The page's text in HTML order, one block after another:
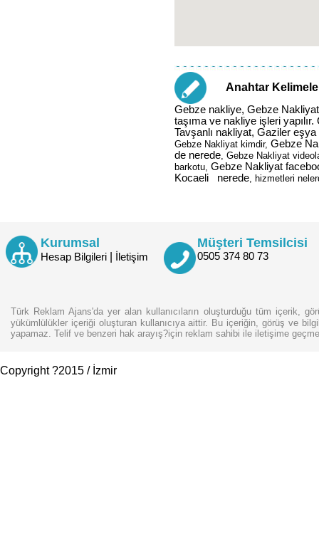
Anahtar
Gebze nakliye, Gebze
taşıma ve nakliye işleri
Tavşanlı nakliyat, Gaziler
Gebze Nakliyat kimdir, Gebze
de nerede, Gebze Nakliyat
barkotu, Gebze Nakliyat
Kocaeli nerede, hizmetleri
Kurumsal
Hesap Bilgileri İletişim
Müşteri Temsilcisi
0505 374 80 73
Türk Reklam Ajans'da yer alan kullanıcıların oluşturduğu tüm içerik,
yükümlülükler içeriği oluşturan kullanıcıya aittir. Bu içeriğin, görüş ve
yapamaz. Telif ve benzeri hak arayış?için reklam sahibi ile iletişime
Copyright ?2015 / İzmir